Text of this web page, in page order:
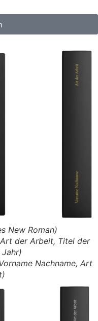
New Roman)
der Arbeit, Titel der
Nachname, Art